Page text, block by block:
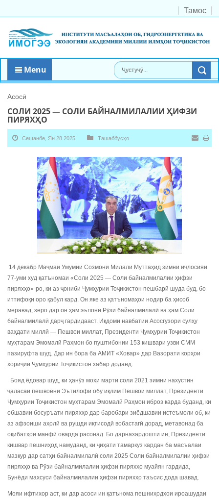
Тамос
Menu
Асосӣ
СОЛИ 2025 — СОЛИ БАЙНАЛМИЛАЛИИ ҲИФЗИ
ПИРЯХҲО
Сешанбе, Ян 28 2025 Ташаббусҳо
14 декабр Маҷмаи Умумии Созмони Милали Муттаҳид зимни иҷлосияи
77-уми худ қатъномаи «Соли 2025 — Соли байналмилалии ҳифзи
пиряхҳо»-ро, ки аз ҷониби Ҷумҳурии Тоҷикистон пешбарӣ шуда буд, бо
иттифоқи оро қабул кард. Он яке аз қатъномаҳои нодир ба ҳисоб
меравад, зеро дар он ҳам эълони Рӯзи байналмилалӣ ва ҳам Соли
байналмилалӣ дарҷ гардидааст. Иқдоми навбатии Асосгузори сулҳу
ваҳдати миллӣ — Пешвои миллат, Президенти Ҷумҳурии Тоҷикистон
муҳтарам Эмомалӣ Раҳмон бо пуштибонии 153 кишвари узви СММ
пазируфта шуд. Дар ин бора ба АМИТ «Ховар» дар Вазорати корҳои
хориҷии Ҷумҳурии Тоҷикистон хабар доданд.
Бояд ёдовар шуд, ки ҳанӯз моҳи марти соли 2021 зимни нахустин
ҷаласаи пешвоёни Эътилофи обу иқлим Пешвои миллат, Президенти
Ҷумҳурии Тоҷикистон муҳтарам Эмомалӣ Раҳмон иброз карда буданд, ки
обшавии босуръати пиряхҳо дар баробари зиёдшавии истеъмоли об, ки
аз афзоиши аҳолӣ ва рушди иқтисодӣ вобастагӣ дорад, метавонад ба
оқибатҳои манфӣ оварда расонад. Бо дарназардошти ин, Президенти
кишвар пешниҳод намуданд, ки ҷиҳати тамаркуз кардан ба масъалаи
мазкур дар сатҳи байналмилалӣ соли 2025 Соли байналмилалии ҳифзи
пиряхҳо ва Рӯзи байналмилалии ҳифзи пиряхҳо муайян гардида,
Бунёди махсуси байналмилалии ҳифзи пиряхҳо таъсис дода шавад.
Мояи ифтихор аст, ки дар асоси ин қатънома пешниҳодҳои ироашудаи